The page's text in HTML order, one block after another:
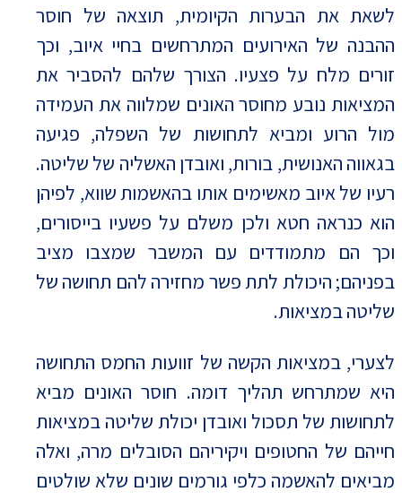
לשאת את הבערות הקיומית, תוצאה של חוסר
ההבנה של האירועים המתרחשים בחיי איוב, וכך
זורים מלח על פצעיו. הצורך שלהם להסביר את
המציאות נובע מחוסר האונים שמלווה את העמידה
מול הרוע ומביא לתחושות של השפלה, פגיעה
בגאווה האנושית, בורות, ואובדן האשליה של שליטה.
רעיו של איוב מאשימים אותו בהאשמות שווא, לפיהן
הוא כנראה חטא ולכן משלם על פשעיו בייסורים,
וכך הם מתמודדים עם המשבר שמצבו מציב
בפניהם; היכולת לתת פשר מחזירה להם תחושה של
שליטה במציאות.
לצערי, במציאות הקשה של זוועות החמס התחושה
היא שמתרחש תהליך דומה. חוסר האונים מביא
לתחושות של תסכול ואובדן יכולת שליטה במציאות
חייהם של החטופים ויקיריהם הסובלים מרה, ואלה
מביאים להאשמה כלפי גורמים שונים שלא שולטים